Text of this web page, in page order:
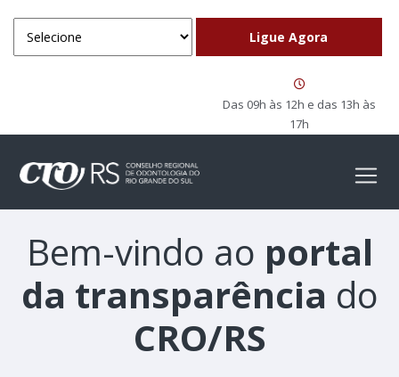
Das 09h às 12h e das 13h às
17h
Bem-vindo ao portal
da transparência do
CRO/RS